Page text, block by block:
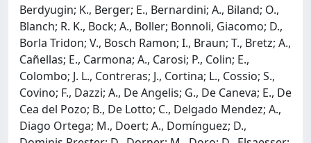
Berdyugin; K., Berger; E., Bernardini; A., Biland; O.,
Blanch; R. K., Bock; A., Boller; Bonnoli, Giacomo; D.,
Borla Tridon; V., Bosch Ramon; I., Braun; T., Bretz; A.,
Cañellas; E., Carmona; A., Carosi; P., Colin; E.,
Colombo; J. L., Contreras; J., Cortina; L., Cossio; S.,
Covino; F., Dazzi; A., De Angelis; G., De Caneva; E., De
Cea del Pozo; B., De Lotto; C., Delgado Mendez; A.,
Diago Ortega; M., Doert; A., Domínguez; D.,